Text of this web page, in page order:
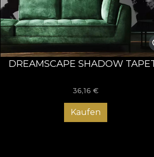
DREAMSCAPE SHADOW
36,16 €
Kaufen